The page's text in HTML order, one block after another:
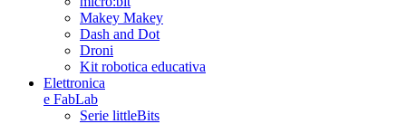
Makey Makey
Dash and Dot
Droni
Kit robotica educativa
Elettronica
e FabLab
Serie littleBits